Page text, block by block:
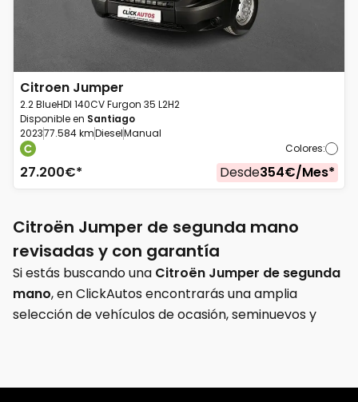
Citroen Jumper
2.2 BlueHDI 140CV Furgon 35 L2H2
Disponible en Santiago
202377.584 kmDieselManual
Colores:
27.200€* Desde354€/Mes*
Citroën Jumper de segunda mano
revisadas y con garantía
Si estás buscando una Citroën Jumper de segunda
mano, en ClickAutos encontrarás una amplia
selección de vehículos de ocasión, seminuevos y